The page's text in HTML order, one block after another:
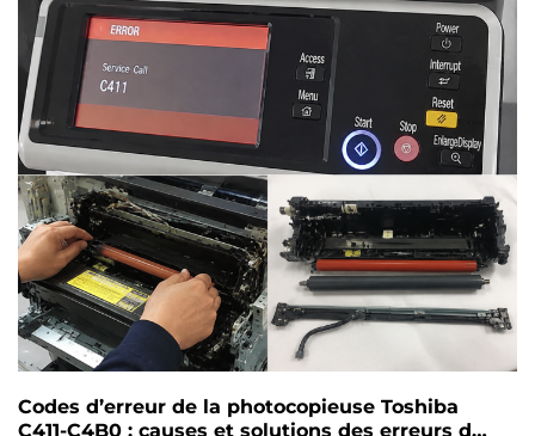
cartouches de toner ne représentent qu’une seule
partie du processus d’impression, leur remplacement
fréquent peut augmenter de façon significative les
coûts…
Codes d’erreur de la photocopieuse Toshiba
C411-C4B0 : causes et solutions des erreurs de